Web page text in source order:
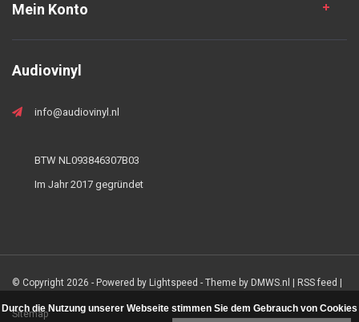
Mein Konto
Audiovinyl
info@audiovinyl.nl
BTW NL093846307B03
Im Jahr 2017 gegründet
© Copyright 2026 - Powered by Lightspeed - Theme by DMWS.nl RSS feed
Sitemap
Durch die Nutzung unserer Webseite stimmen Sie dem Gebrauch von Cookies